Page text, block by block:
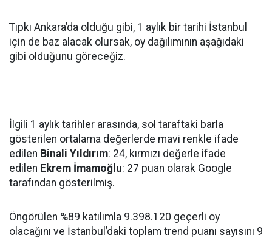
Tıpkı Ankara’da olduğu gibi, 1 aylık bir tarihi İstanbul
için de baz alacak olursak, oy dağılımının aşağıdaki
gibi olduğunu göreceğiz.
İlgili 1 aylık tarihler arasında, sol taraftaki barla
gösterilen ortalama değerlerde mavi renkle ifade
edilen Binali Yıldırım: 24, kırmızı değerle ifade
edilen Ekrem İmamoğlu: 27 puan olarak Google
tarafından gösterilmiş.
Öngörülen %89 katılımla 9.398.120 geçerli oy
olacağını ve İstanbul’daki toplam trend puanı sayısını 9